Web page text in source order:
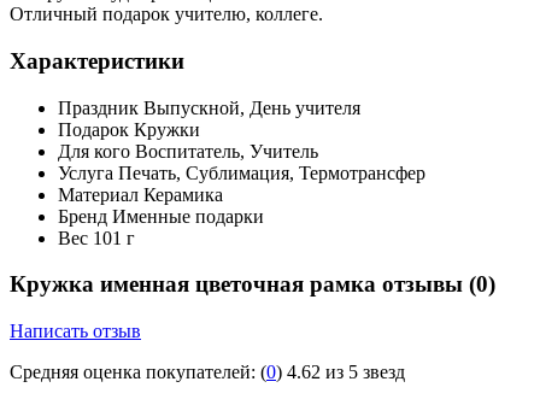
Отличный подарок учителю, коллеге.
Характеристики
Праздник Выпускной, День учителя
Подарок Кружки
Для кого Воспитатель, Учитель
Услуга Печать, Сублимация, Термотрансфер
Материал Керамика
Бренд Именные подарки
Вес 101 г
Кружка именная цветочная рамка отзывы (0)
Написать отзыв
Средняя оценка покупателей: (0) 4.62 из 5 звезд